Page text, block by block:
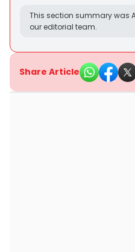
This section summary was
our editorial team.
Share Article